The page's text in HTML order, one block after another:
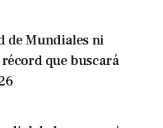
de Mundiales ni
que buscará